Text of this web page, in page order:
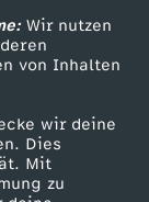
Wir nutzen
von Inhalten
wir deine
Dies
Mit
zu